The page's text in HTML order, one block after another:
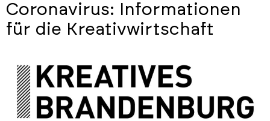
Coronavirus: Informationen
für die Kreativwirtschaft